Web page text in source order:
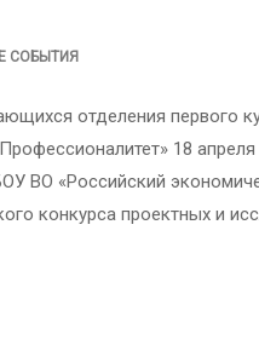
СОБЫТИЯ
отделения первого
18 апреля
ВО «Российский
конкурса проектных и